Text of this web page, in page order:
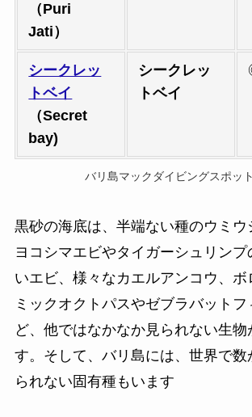
（Puri
Jati）
シークレッ
トベイ
（Secret
bay)
シークレッ
トベイ
バリ島マックダイビングスポッ
黒砂の海底は、半端ない種のウミウ
ヨコシマエビやタイガーシュリンプ
いエビ、様々なカエルアンコウ、ボ
ミックオクトパスやゼブラバットフ
ど、他ではなかなか見られない生物
す。そして、バリ島には、世界で数
られない固有種もいます